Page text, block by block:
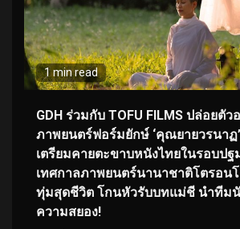
1 min read
GDH ร่วมกับ TOFU FILMS ปล่อยตัว
ภาพยนตร์ฟอร์มยักษ์ ‘คุณยายวรนาฏ’
เตรียมคายตะขาบหนังไทยในรอบป
เทศกาลภาพยนตร์นานาชาติโตรอนโ
ทุ่มสุดชีวิต โกนหัวรับบทแม่ชี นำทีม
ความสยอง!